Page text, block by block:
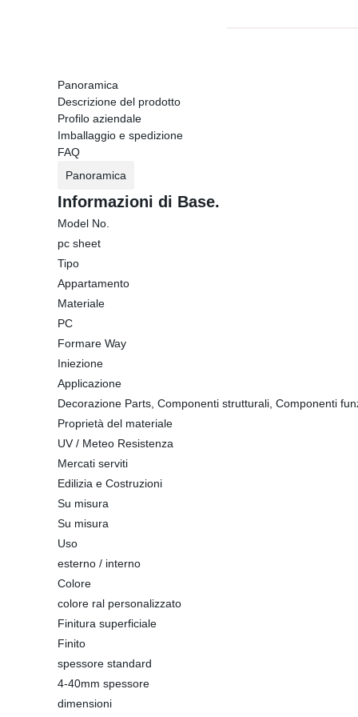
Panoramica
Descrizione del prodotto
Profilo aziendale
Imballaggio e spedizione
FAQ
Panoramica
Informazioni di Base.
Model No.
pc sheet
Tipo
Appartamento
Materiale
PC
Formare Way
Iniezione
Applicazione
Decorazione Parts, Componenti strutturali, Componenti
Proprietà del materiale
UV / Meteo Resistenza
Mercati serviti
Edilizia e Costruzioni
Su misura
Su misura
Uso
esterno / interno
Colore
colore ral personalizzato
Finitura superficiale
Finito
spessore standard
4-40mm spessore
dimensioni